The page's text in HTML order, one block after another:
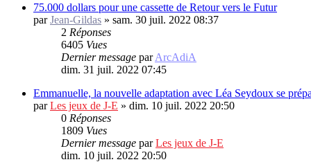
75.000 dollars pour une cassette de Retour vers le Futur
parJean-Gildas » sam. 30 juil. 2022 08:37
2 Réponses
6405 Vues
Dernier message parArcAdiA
dim. 31 juil. 2022 07:45
Emmanuelle, la nouvelle adaptation avec Léa Seydoux se
parLes jeux de J-E » dim. 10 juil. 2022 20:50
0 Réponses
1809 Vues
Dernier message parLes jeux de J-E
dim. 10 juil. 2022 20:50